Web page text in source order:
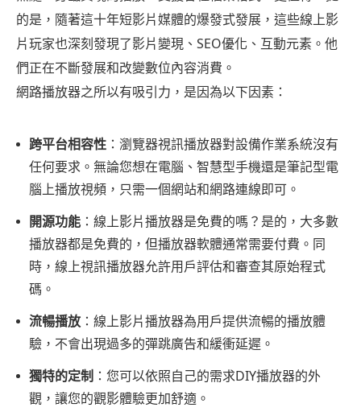
的是，隨著這十年短影片媒體的爆發式發展，這些線上影
片玩家也深刻發現了影片變現、SEO優化、互動元素。他
們正在不斷發展和改變數位內容消費。
網路播放器之所以有吸引力，是因為以下因素：
跨平台相容性 ：瀏覽器視訊播放器對設備作業系統沒有
任何要求。無論您想在電腦、智慧型手機還是筆記型電
腦上播放視頻，只需一個網站和網路連線即可。
開源功能 ：線上影片播放器是免費的嗎？是的，大多數
播放器都是免費的，但播放器軟體通常需要付費。同
時，線上視訊播放器允許用戶評估和審查其原始程式
碼。
流暢播放 ：線上影片播放器為用戶提供流暢的播放體
驗，不會出現過多的彈跳廣告和緩衝延遲。
獨特的定制 ：您可以依照自己的需求DIY播放器的外
觀，讓您的觀影體驗更加舒適。